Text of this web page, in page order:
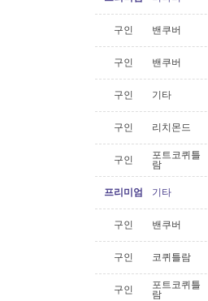
구인 밴쿠버
구인 밴쿠버
구인 기타
구인 리치몬드
구인
포트코퀴틀
람
프리미엄 기타
구인 밴쿠버
구인 코퀴틀람
구인
포트코퀴틀
람